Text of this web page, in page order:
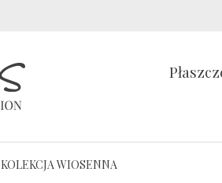
KOLEKCJA WIOSENNA